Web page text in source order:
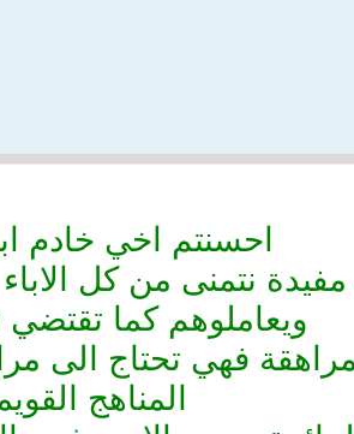
احسنتم اخي خادم
نتمنى من كل
ويعاملوهم كما تقتضي
فهي تحتاج الى
المناهج